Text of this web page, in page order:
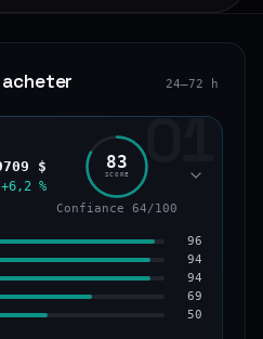
acheter 24–72 h
01
$
%
83
SCORE
Confiance 64/100
96
94
94
69
50